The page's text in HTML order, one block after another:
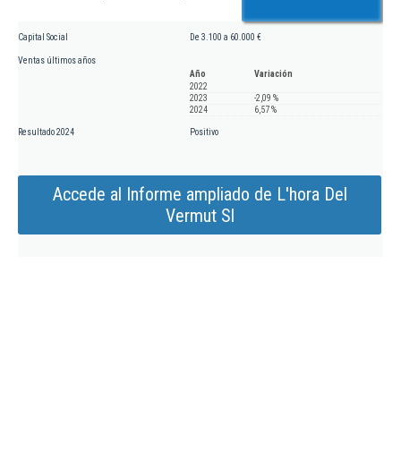
Capital Social De 3.100 a 60.000 €
Ventas últimos años
Año
Variación
2022
2023
-2,09 %
2024
6,57 %
Resultado 2024 Positivo
Accede al Informe ampliado de L'hora Del
Vermut Sl